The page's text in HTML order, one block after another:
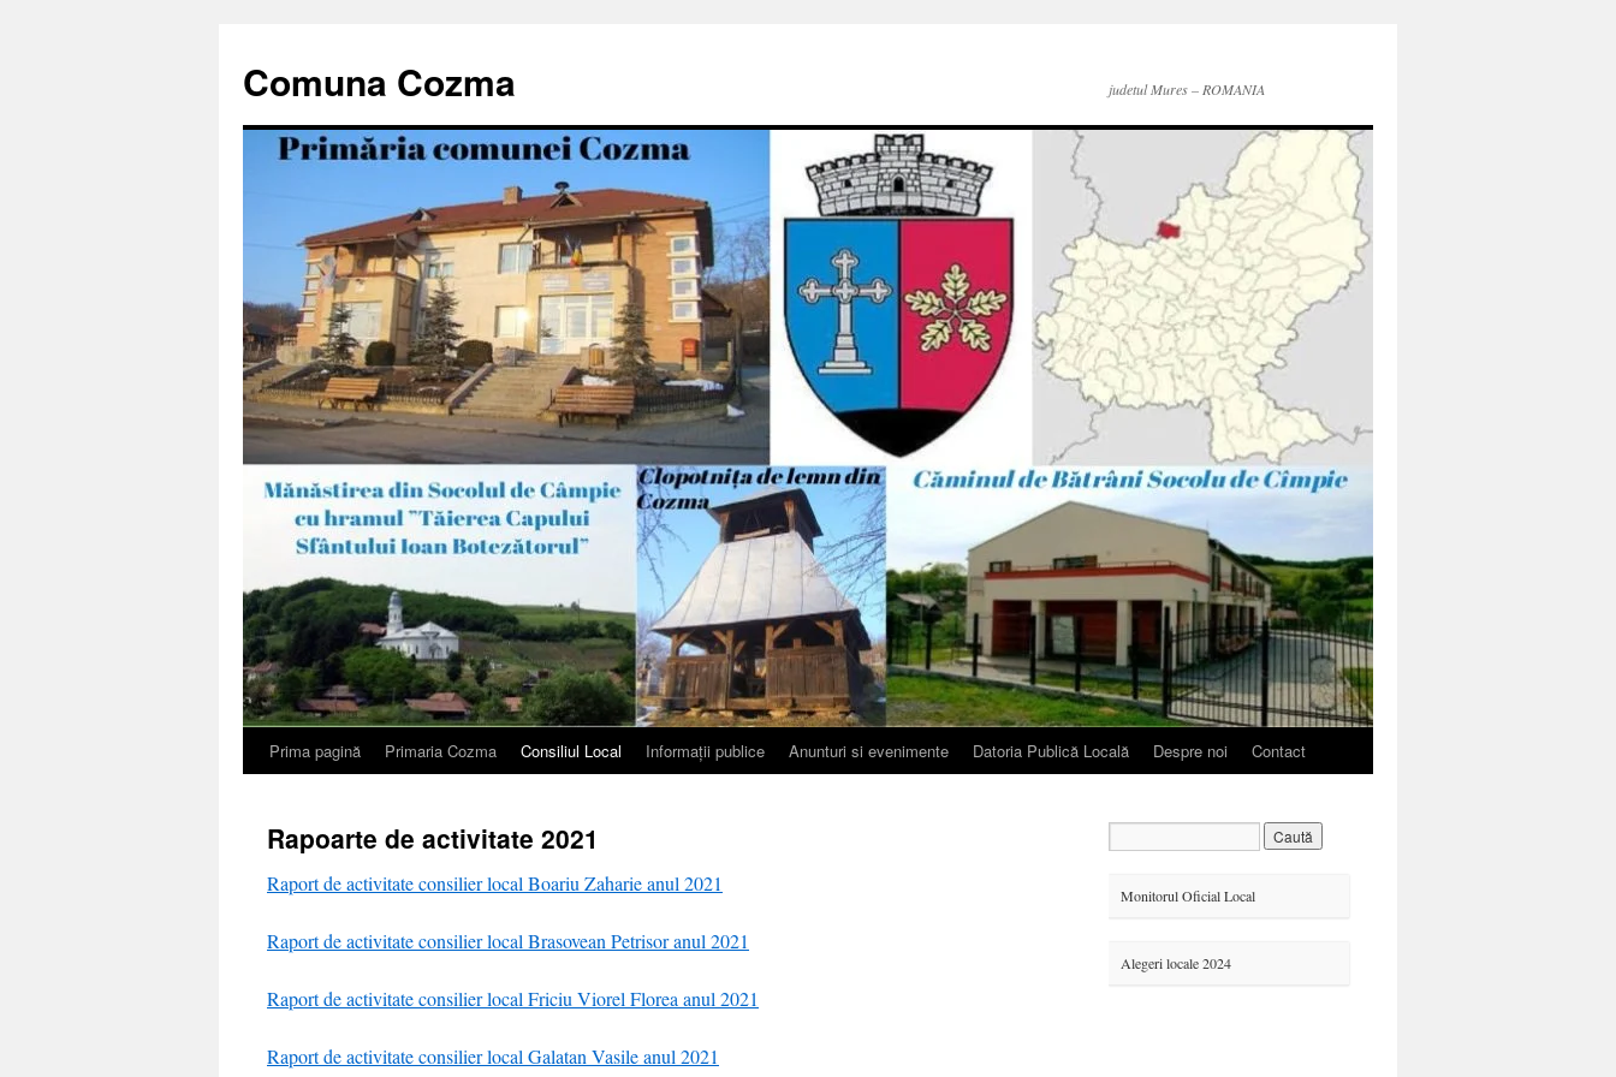
conținut
Comuna Cozma judetul Mures – ROMANIA
Prima pagină Primaria Cozma Consiliul Local Informații publice Anunturi si evenimente Datoria Publică Locală Despre noi Contact
Rapoarte de activitate 2021
Raport de activitate consilier local Boariu Zaharie anul 2021
Raport de activitate consilier local Brasovean Petrisor anul 2021
Raport de activitate consilier local Friciu Viorel Florea anul 2021
Raport de activitate consilier local Galatan Vasile anul 2021
Monitorul Oficial Local
Alegeri locale 2024